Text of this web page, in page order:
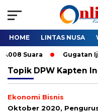
HOME LINTAS NUSA
Gugatan Ijasah
Topik DPW Kapten
Ekonomi Bisnis
Oktober 2020,